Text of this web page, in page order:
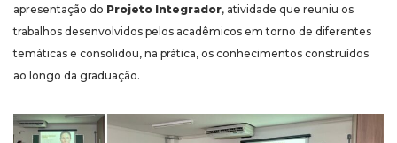
apresentação do Projeto Integrador, atividade que reuniu os
trabalhos desenvolvidos pelos acadêmicos em torno de diferentes
temáticas e consolidou, na prática, os conhecimentos construídos
ao longo da graduação.